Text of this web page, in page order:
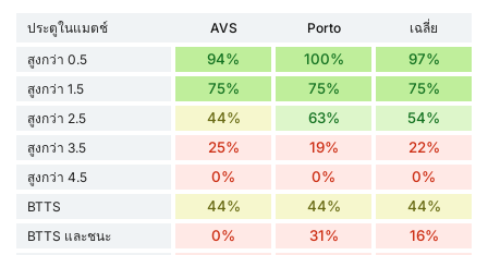
ประตูในแมตช์ AVS Porto
เฉลี่ย
สูงกว่า 0.5
94% 100% 97%
สูงกว่า 1.5 75% 75% 75%
สูงกว่า 2.5 44% 63% 54%
สูงกว่า 3.5 25% 19% 22%
สูงกว่า 4.5 0% 0% 0%
BTTS 44% 44% 44%
BTTS และชนะ 0% 31% 16%